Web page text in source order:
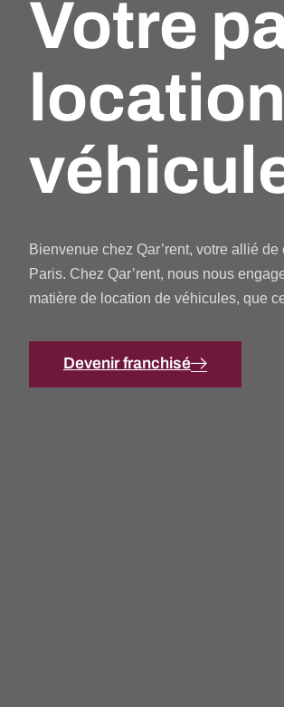
Votre
Bienvenue chez Qar’rent, votre allié
Paris. Chez Qar’rent, nous nous
matière de location de véhicules, que
Devenir franchisé